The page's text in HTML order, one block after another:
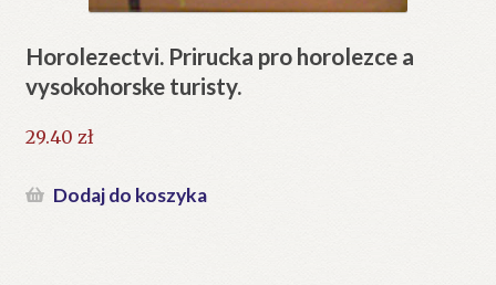
Horolezectvi. Prirucka pro horolezce a
vysokohorske turisty.
29.40 zł
Dodaj do koszyka